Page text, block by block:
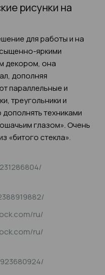
рисунки на
для работы и на
яркими
декором, она
дополняя
параллельные и
треугольники и
техниками
глазом». Очень
«битого стекла».
ru/
ru/